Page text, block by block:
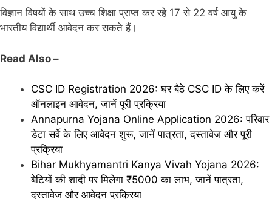
विज्ञान विषयों के साथ उच्च शिक्षा प्राप्त कर रहे 17 से 22 वर्ष आयु के
भारतीय विद्यार्थी आवेदन कर सकते हैं।
Read Also –
CSC ID Registration 2026: घर बैठे CSC ID के लिए करें
ऑनलाइन आवेदन, जानें पूरी प्रक्रिया
Annapurna Yojana Online Application 2026: परिवार
डेटा सर्वे के लिए आवेदन शुरू, जानें पात्रता, दस्तावेज और पूरी
प्रक्रिया
Bihar Mukhyamantri Kanya Vivah Yojana 2026:
बेटियों की शादी पर मिलेगा ₹5000 का लाभ, जानें पात्रता,
दस्तावेज और आवेदन प्रक्रिया